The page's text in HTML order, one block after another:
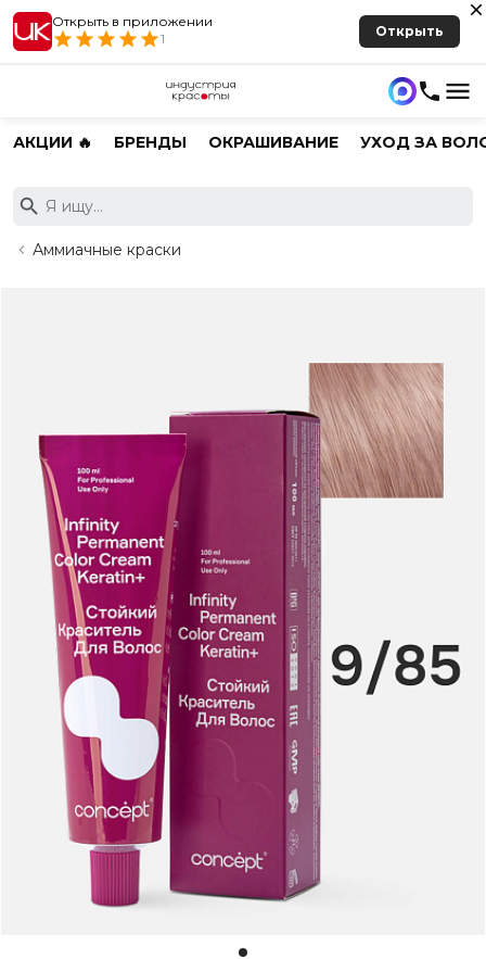
Открыть в приложении
1
Открыть
АКЦИИ 🔥 БРЕНДЫ ОКРАШИВАНИЕ УХОД ЗА
Аммиачные краски